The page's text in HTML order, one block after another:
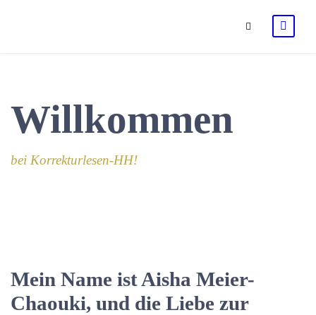
Willkommen
bei Korrekturlesen-HH!
Mein Name ist Aisha Meier-
Chaouki, und die Liebe zur